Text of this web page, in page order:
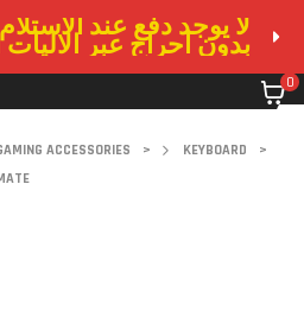
لا يوجد دفع عند
بدون احراج عبر
0
ACCESSORIES > KEYBOARD
>